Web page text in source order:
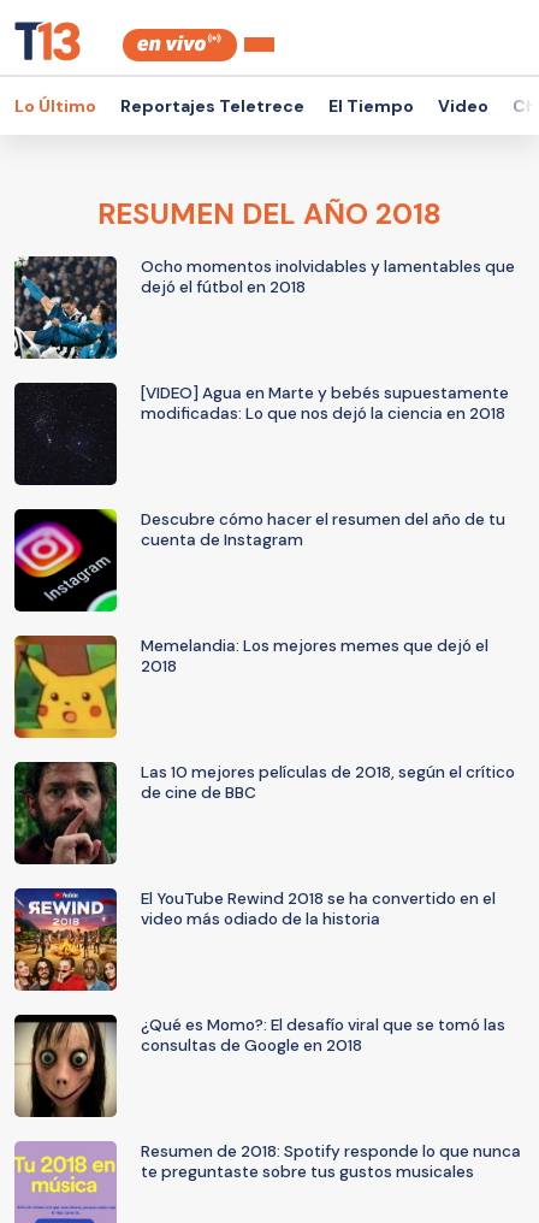
Lo Último Reportajes Teletrece El Tiempo Video
RESUMEN DEL AÑO 2018
Ocho momentos inolvidables y lamentables que
dejó el fútbol en 2018
[VIDEO] Agua en Marte y bebés supuestamente
modificadas: Lo que nos dejó la ciencia en 2018
Descubre cómo hacer el resumen del año de tu
cuenta de Instagram
Memelandia: Los mejores memes que dejó el
2018
Las 10 mejores películas de 2018, según el crítico
de cine de BBC
El YouTube Rewind 2018 se ha convertido en el
video más odiado de la historia
¿Qué es Momo?: El desafío viral que se tomó las
consultas de Google en 2018
Resumen de 2018: Spotify responde lo que nunca
te preguntaste sobre tus gustos musicales